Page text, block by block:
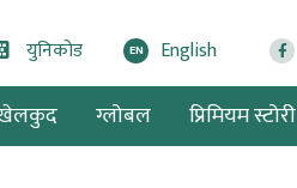
युनिकोड EN English
ग्लोबल प्रिमियम स्टोरी